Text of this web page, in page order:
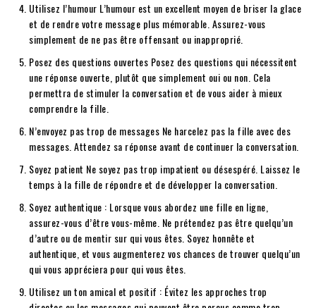
Utilisez l’humour L’humour est un excellent moyen de briser la glace
et de rendre votre message plus mémorable. Assurez-vous
simplement de ne pas être offensant ou inapproprié.
Posez des questions ouvertes Posez des questions qui nécessitent
une réponse ouverte, plutôt que simplement oui ou non. Cela
permettra de stimuler la conversation et de vous aider à mieux
comprendre la fille.
N’envoyez pas trop de messages Ne harcelez pas la fille avec des
messages. Attendez sa réponse avant de continuer la conversation.
Soyez patient Ne soyez pas trop impatient ou désespéré. Laissez le
temps à la fille de répondre et de développer la conversation.
Soyez authentique : Lorsque vous abordez une fille en ligne,
assurez-vous d’être vous-même. Ne prétendez pas être quelqu’un
d’autre ou de mentir sur qui vous êtes. Soyez honnête et
authentique, et vous augmenterez vos chances de trouver quelqu’un
qui vous appréciera pour qui vous êtes.
Utilisez un ton amical et positif : Évitez les approches trop